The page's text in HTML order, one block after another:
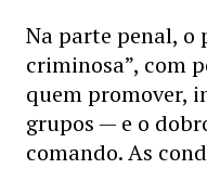
Na parte penal, o
criminosa”, com
quem promover,
grupos — e o
comando. As